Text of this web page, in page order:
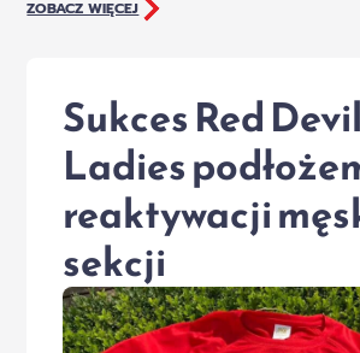
ZOBACZ WIĘCEJ
Sukces Red
Ladies
reaktywacji
sekcji